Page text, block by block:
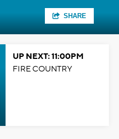
SHARE
UP NEXT: 11:00PM
FIRE COUNTRY